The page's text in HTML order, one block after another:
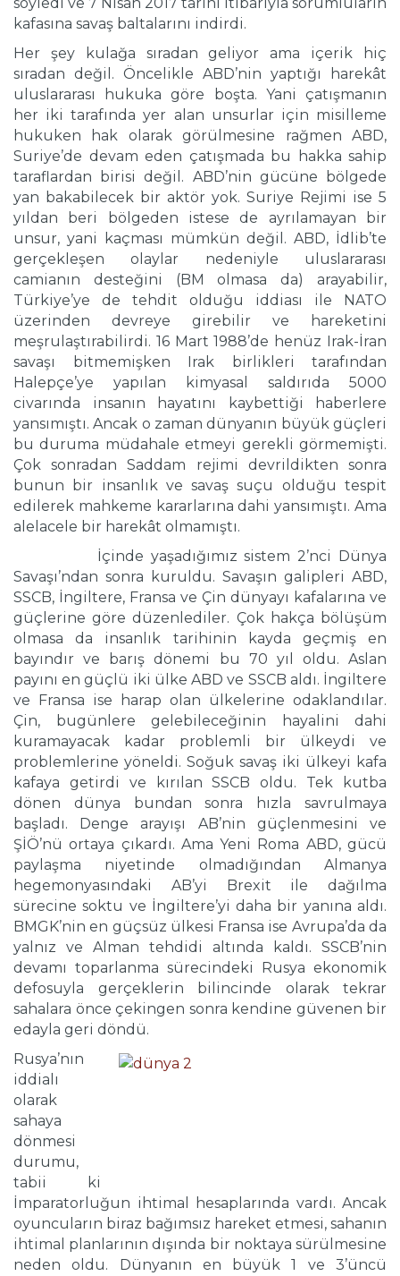
söyledi ve 7 Nisan 2017 tarihi itibarıyla sorumluların
kafasına savaş baltalarını indirdi.
Her şey kulağa sıradan geliyor ama içerik hiç
sıradan değil. Öncelikle ABD’nin yaptığı harekât
uluslararası hukuka göre boşta. Yani çatışmanın
her iki tarafında yer alan unsurlar için misilleme
hukuken hak olarak görülmesine rağmen ABD,
Suriye’de devam eden çatışmada bu hakka sahip
taraflardan birisi değil. ABD’nin gücüne bölgede
yan bakabilecek bir aktör yok. Suriye Rejimi ise 5
yıldan beri bölgeden istese de ayrılamayan bir
unsur, yani kaçması mümkün değil. ABD, İdlib’te
gerçekleşen olaylar nedeniyle uluslararası
camianın desteğini (BM olmasa da) arayabilir,
Türkiye’ye de tehdit olduğu iddiası ile NATO
üzerinden devreye girebilir ve hareketini
meşrulaştırabilirdi. 16 Mart 1988’de henüz Irak-İran
savaşı bitmemişken Irak birlikleri tarafından
Halepçe’ye yapılan kimyasal saldırıda 5000
civarında insanın hayatını kaybettiği haberlere
yansımıştı. Ancak o zaman dünyanın büyük güçleri
bu duruma müdahale etmeyi gerekli görmemişti.
Çok sonradan Saddam rejimi devrildikten sonra
bunun bir insanlık ve savaş suçu olduğu tespit
edilerek mahkeme kararlarına dahi yansımıştı. Ama
alelacele bir harekât olmamıştı.
İçinde yaşadığımız sistem 2’nci Dünya
Savaşı’ndan sonra kuruldu. Savaşın galipleri ABD,
SSCB, İngiltere, Fransa ve Çin dünyayı kafalarına ve
güçlerine göre düzenlediler. Çok hakça bölüşüm
olmasa da insanlık tarihinin kayda geçmiş en
bayındır ve barış dönemi bu 70 yıl oldu. Aslan
payını en güçlü iki ülke ABD ve SSCB aldı. İngiltere
ve Fransa ise harap olan ülkelerine odaklandılar.
Çin, bugünlere gelebileceğinin hayalini dahi
kuramayacak kadar problemli bir ülkeydi ve
problemlerine yöneldi. Soğuk savaş iki ülkeyi kafa
kafaya getirdi ve kırılan SSCB oldu. Tek kutba
dönen dünya bundan sonra hızla savrulmaya
başladı. Denge arayışı AB’nin güçlenmesini ve
ŞİÖ’nü ortaya çıkardı. Ama Yeni Roma ABD, gücü
paylaşma niyetinde olmadığından Almanya
hegemonyasındaki AB’yi Brexit ile dağılma
sürecine soktu ve İngiltere’yi daha bir yanına aldı.
BMGK’nin en güçsüz ülkesi Fransa ise Avrupa’da da
yalnız ve Alman tehdidi altında kaldı. SSCB’nin
devamı toparlanma sürecindeki Rusya ekonomik
defosuyla gerçeklerin bilincinde olarak tekrar
sahalara önce çekingen sonra kendine güvenen bir
edayla geri döndü.
Rusya’nın
iddialı
olarak
sahaya
dönmesi
durumu,
tabii ki
İmparatorluğun ihtimal hesaplarında vardı. Ancak
oyuncuların biraz bağımsız hareket etmesi, sahanın
ihtimal planlarının dışında bir noktaya sürülmesine
neden oldu. Dünyanın en büyük 1 ve 3’üncü